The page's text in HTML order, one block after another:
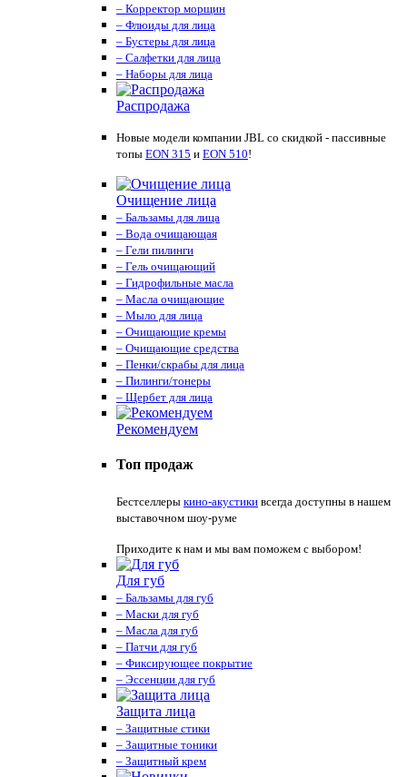
– Корректор морщин
– Флюиды для лица
– Бустеры для лица
– Салфетки для лица
– Наборы для лица
Распродажа
Новые модели компании JBL со скидкой - пассивные
топы EON 315 и EON 510!
Очищение лица
– Бальзамы для лица
– Вода очищающая
– Гели пилинги
– Гель очищающий
– Гидрофильные масла
– Масла очищающие
– Мыло для лица
– Очищающие кремы
– Очищающие средства
– Пенки/скрабы для лица
– Пилинги/тонеры
– Щербет для лица
Рекомендуем
Топ продаж
Бестселлеры кино-акустики всегда доступны в нашем
выставочном шоу-руме
Приходите к нам и мы вам поможем с выбором!
Для губ
– Бальзамы для губ
– Маски для губ
– Масла для губ
– Патчи для губ
– Фиксирующее покрытие
– Эссенции для губ
Защита лица
– Защитные стики
– Защитные тоники
– Защитный крем